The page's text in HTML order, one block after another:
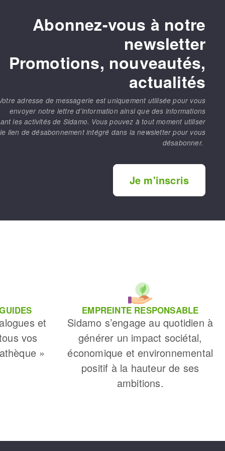
Abonnez-vous à notre
newsletter
Promotions, nouveautés,
actualités
adresse de messagerie est uniquement utilisée pour vous
envoyer notre lettre d’information ainsi que des informations
les activités de Sidamo. Vous pouvez à tout moment utiliser
le lien de désabonnement intégré dans la newsletter pour vous
désabonner.
Je m'inscris
et
vos
»
EMPREINTE RESPONSABLE
Sidamo s’engage au quotidien à
générer un impact sociétal,
économique et environnemental
positif à la hauteur de ses
ambitions.